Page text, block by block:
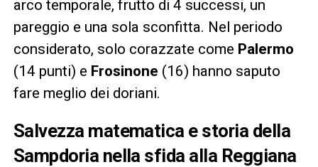
arco temporale, frutto di 4 successi, un
pareggio e una sola sconfitta. Nel periodo
considerato, solo corazzate come Palermo
(14 punti) e Frosinone (16) hanno saputo
fare meglio dei doriani.
Salvezza matematica e storia della
Sampdoria nella sfida alla Reggiana